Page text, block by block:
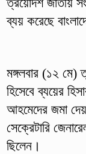
ব্যয় করেছে
মঙ্গলবার (১২ মে)
হিসেবে ব্যয়ের
আহমেদের জমা
সেক্রেটারি
ছিলেন।